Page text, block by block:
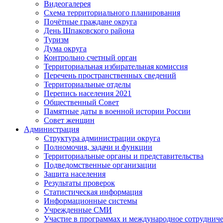
Видеогалерея
Схема территориального планирования
Почётные граждане округа
День Шпаковского района
Туризм
Дума округа
Контрольно счетный орган
Территориальная избирательная комиссия
Перечень пространственных сведений
Территориальные отделы
Перепись населения 2021
Общественный Совет
Памятные даты в военной истории России
Совет женщин
Администрация
Структура администрации округа
Полномочия, задачи и функции
Территориальные органы и представительства
Подведомственные организации
Защита населения
Результаты проверок
Статистическая информация
Информационные системы
Учрежденные СМИ
Участие в программах и международное